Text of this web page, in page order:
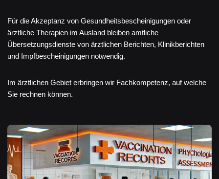
Für die Akzeptanz von Gesundheitsbescheinigungen oder
ärztliche Therapien im Ausland bleiben amtliche
Übersetzungsdienste von ärztlichen Berichten, Klinikberichten
und Impfbescheinigungen notwendig.
Im ärztlichen Gebiet erbringen wir Fachkompetenz, auf welche
Sie rechnen können.